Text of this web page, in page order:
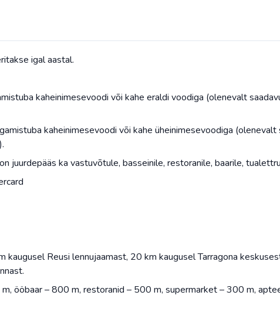
igal aastal.
kaheinimesevoodi või kahe eraldi voodiga (olenevalt
kaheinimesevoodi või kahe üheinimesevoodiga
juurdepääs ka vastuvõtule, basseinile, restoranile, baarile,
kaugusel Reusi lennujaamast, 20 km kaugusel Tarragona
ööbaar – 800 m, restoranid – 500 m, supermarket – 300 m,